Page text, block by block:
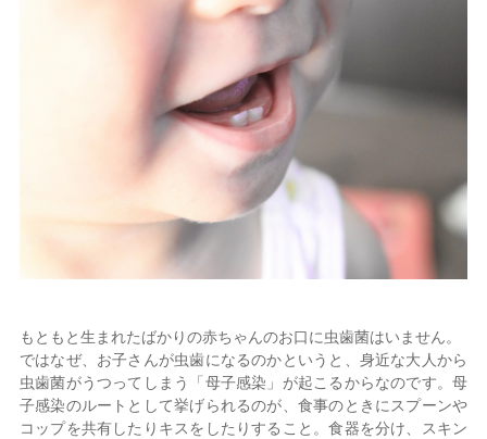
もともと生まれたばかりの赤ちゃんのお口に虫歯菌はいません。
ではなぜ、お子さんが虫歯になるのかというと、身近な大人から
虫歯菌がうつってしまう「母子感染」が起こるからなのです。母
子感染のルートとして挙げられるのが、食事のときにスプーンや
コップを共有したりキスをしたりすること。食器を分け、スキン